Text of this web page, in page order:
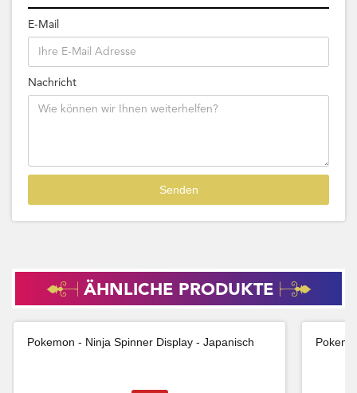
E-Mail
Nachricht
ÄHNLICHE PRODUKTE
Pokemon - Ninja Spinner Display - Japanisch